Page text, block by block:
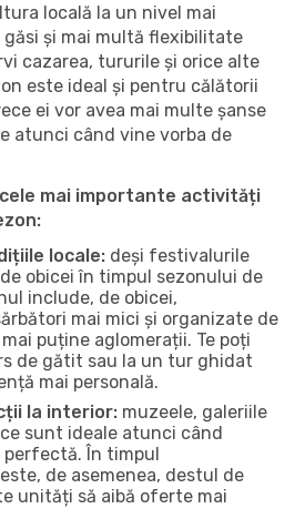
locală la un nivel mai
și mai multă flexibilitate
cazarea, tururile și orice alte
este ideal și pentru călătorii
ei vor avea mai multe șanse
atunci când vine vorba de
mai importante activități
locale: deși festivalurile
obicei în timpul sezonului de
include, de obicei,
mai mici și organizate de
puține aglomerații. Te poți
de gătit sau la un tur ghidat
mai personală.
la interior: muzeele, galeriile
sunt ideale atunci când
perfectă. În timpul
de asemenea, destul de
unități să aibă oferte mai